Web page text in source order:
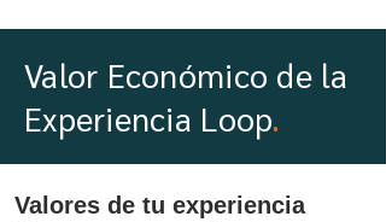
Valor Económico de la
Experiencia Loop.
Valores de tu experiencia